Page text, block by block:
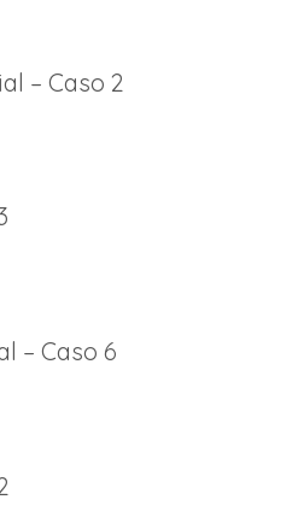
– Caso 2
– Caso 6